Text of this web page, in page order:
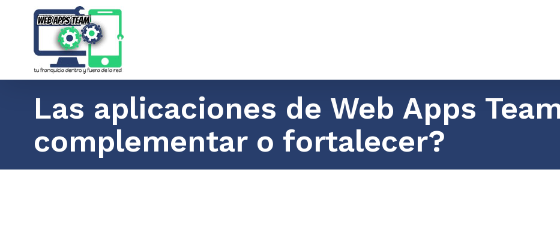
Las aplicaciones de Web Apps
complementar o fortalecer?